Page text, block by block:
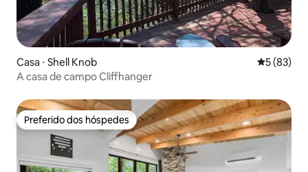
Casa ⋅ Shell Knob 5 de uma
5 (83)
A casa de campo Cliffhanger
Preferido dos hóspedes
Preferido dos hóspedes